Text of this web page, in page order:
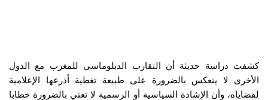
كشفت دراسة حديثة أن التقارب الدبلوماسي للمغرب مع الدول
الأخرى لا ينعكس بالضرورة على طبيعة تغطية أذرعها الإعلامية
لقضاياه، وأن الإشادة السياسية أو الرسمية لا تعني بالضرورة خطابا